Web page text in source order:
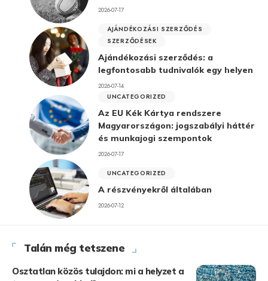
2026-07-17
AJÁNDÉKOZÁSI SZERZŐDÉS
SZERZŐDÉSEK
Ajándékozási szerződés: a
legfontosabb tudnivalók egy helyen
2026-07-14
UNCATEGORIZED
Az EU Kék Kártya rendszere
Magyarországon: jogszabályi háttér
és munkajogi szempontok
2026-07-17
UNCATEGORIZED
A részvényekről általában
2026-07-12
Talán még tetszene
Osztatlan közös tulajdon: mi a helyzet a